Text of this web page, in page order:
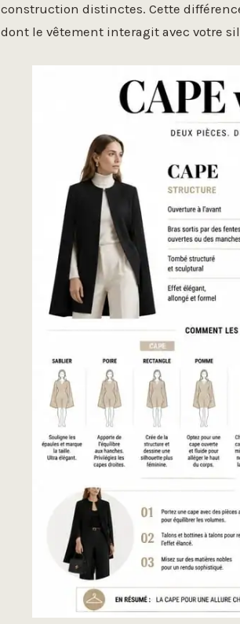
construction distinctes. Cette
dont le vêtement interagit avec votre